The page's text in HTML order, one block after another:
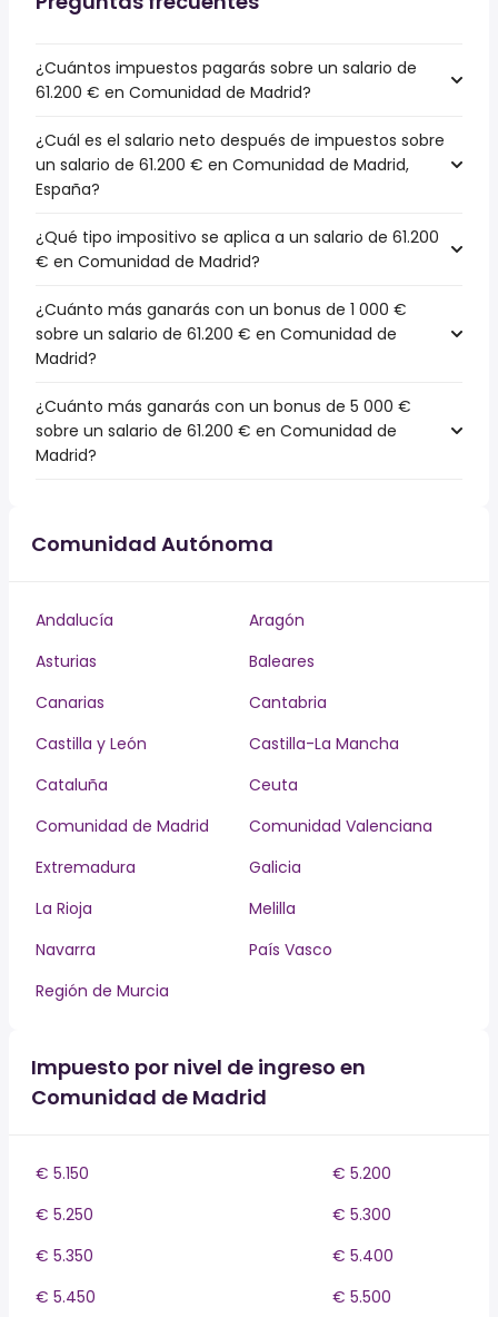
¿Cuántos impuestos pagarás sobre un salario de
61.200 € en Comunidad de Madrid?
¿Cuál es el salario neto después de impuestos sobre
un salario de 61.200 € en Comunidad de Madrid,
España?
¿Qué tipo impositivo se aplica a un salario de 61.200
€ en Comunidad de Madrid?
¿Cuánto más ganarás con un bonus de 1 000 €
sobre un salario de 61.200 € en Comunidad de
Madrid?
¿Cuánto más ganarás con un bonus de 5 000 €
sobre un salario de 61.200 € en Comunidad de
Madrid?
Comunidad Autónoma
Andalucía
Aragón
Asturias
Baleares
Canarias
Cantabria
Castilla y León
Castilla-La Mancha
Cataluña
Ceuta
Comunidad de Madrid
Comunidad Valenciana
Extremadura
Galicia
La Rioja
Melilla
Navarra
País Vasco
Región de Murcia
Impuesto por nivel de ingreso en
Comunidad de Madrid
€ 5.150
€ 5.200
€ 5.250
€ 5.300
€ 5.350
€ 5.400
€ 5.450
€ 5.500